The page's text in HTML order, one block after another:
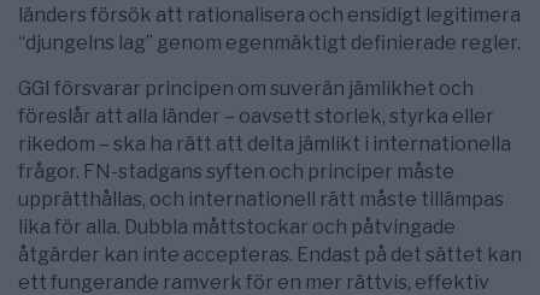
länders försök att rationalisera och ensidigt legitimera
“djungelns lag” genom egenmäktigt definierade regler.
GGI försvarar principen om suverän jämlikhet och
föreslår att alla länder – oavsett storlek, styrka eller
rikedom – ska ha rätt att delta jämlikt i internationella
frågor. FN-stadgans syften och principer måste
upprätthållas, och internationell rätt måste tillämpas
lika för alla. Dubbla måttstockar och påtvingade
åtgärder kan inte accepteras. Endast på det sättet kan
ett fungerande ramverk för en mer rättvis, effektiv